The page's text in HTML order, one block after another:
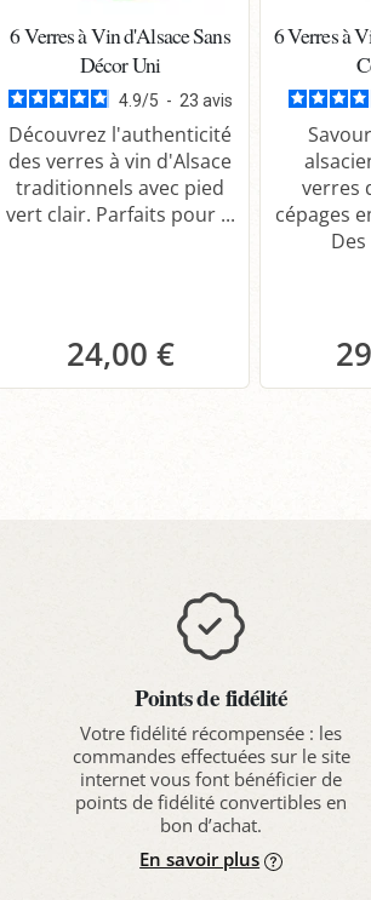
6 Verres à Vin d'Alsace Sans
Décor Uni
4.9/5 - 23 avis
Découvrez l'authenticité
des verres à vin d'Alsace
traditionnels avec pied
vert clair. Parfaits pour ...
24,00 €
6 Verres à
verres
cépages
Des
Points de fidélité
Votre fidélité récompensée : les
commandes effectuées sur le site
internet vous font bénéficier de
points de fidélité convertibles en
bon d’achat.
En savoir plus